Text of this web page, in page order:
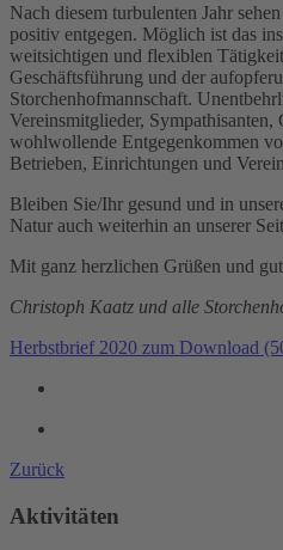
Nach diesem turbulenten Jahr
positiv entgegen. Möglich ist das
weitsichtigen und flexiblen
Geschäftsführung und der
Storchenhofmannschaft.
Vereinsmitglieder, Sympathisanten,
wohlwollende Entgegenkommen
Betrieben, Einrichtungen und
Bleiben Sie/Ihr gesund und in
Natur auch weiterhin an unserer
Mit ganz herzlichen Grüßen und
Christoph Kaatz und alle
Herbstbrief 2020 zum Download
Zurück
Aktivitäten